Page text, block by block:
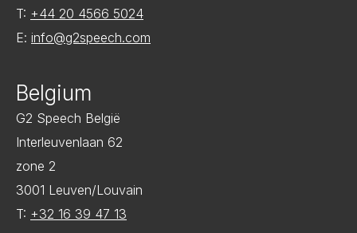
T: +44 20 4566 5024
E: info@g2speech.com
Belgium
G2 Speech België
Interleuvenlaan 62
zone 2
3001 Leuven/Louvain
T: +32 16 39 47 13